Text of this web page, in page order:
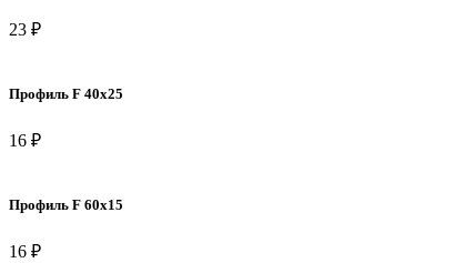
23 ₽
Профиль F 40х25
16 ₽
Профиль F 60х15
16 ₽